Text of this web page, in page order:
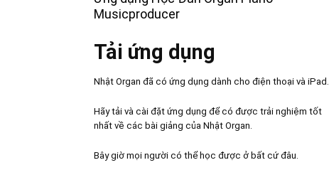
Musicproducer
Tải ứng dụng
Nhật Organ đã có ứng dụng dành cho điện thoại và iPad.
Hãy tải và cài đặt ứng dụng để có được trải nghiệm tốt
nhất về các bài giảng của Nhật Organ.
Bây giờ mọi người có thể học được ở bất cứ đâu.